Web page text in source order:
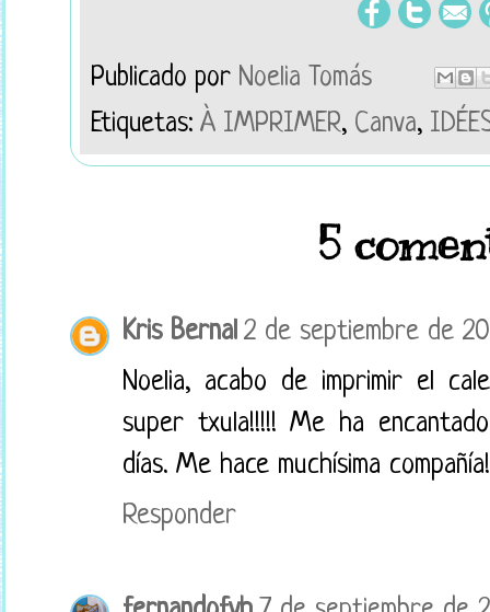
Publicado por Noelia Tomás
Etiquetas: À IMPRIMER, Canva,
5
Kris Bernal 2 de septiembre de
Noelia, acabo de imprimir el
super txula!!!!! Me ha
días. Me hace muchísima compañía!
Responder